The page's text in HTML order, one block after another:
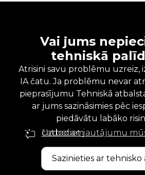
Vai jums
tehniskā
Atrisini savu problēmu uzreiz,
IA čatu. Ja problēmu nevar
pieprasījumu Tehniskā
ar jums sazināsimies pēc
piedāvātu labāko
Uzdodiet jautājumu mūsu IA čatbotam
Sazinieties ar